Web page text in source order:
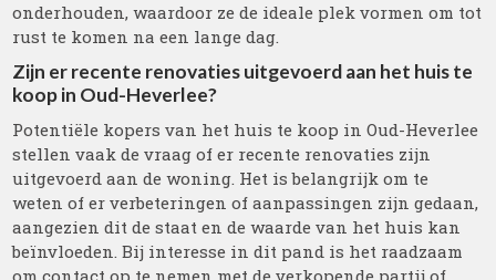
onderhouden, waardoor ze de ideale plek vormen om tot
rust te komen na een lange dag.
Zijn er recente renovaties uitgevoerd aan het huis te
koop in Oud-Heverlee?
Potentiële kopers van het huis te koop in Oud-Heverlee
stellen vaak de vraag of er recente renovaties zijn
uitgevoerd aan de woning. Het is belangrijk om te
weten of er verbeteringen of aanpassingen zijn gedaan,
aangezien dit de staat en de waarde van het huis kan
beïnvloeden. Bij interesse in dit pand is het raadzaam
om contact op te nemen met de verkopende partij of